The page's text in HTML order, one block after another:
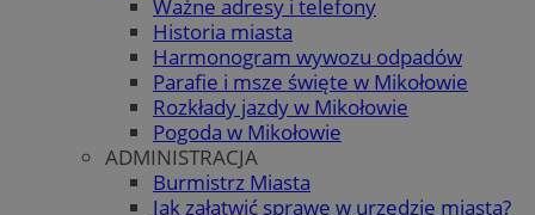
Ważne adresy i telefony
Historia miasta
Harmonogram wywozu odpadów
Parafie i msze święte w Mikołowie
Rozkłady jazdy w Mikołowie
Pogoda w Mikołowie
ADMINISTRACJA
Burmistrz Miasta
Jak załatwić sprawę w urzędzie miasta?